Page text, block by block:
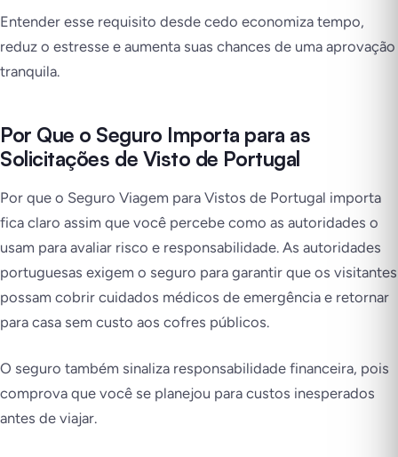
Entender esse requisito desde cedo economiza tempo,
reduz o estresse e aumenta suas chances de uma aprovação
tranquila.
Por Que o Seguro Importa para as
Solicitações de Visto de Portugal
Por que o Seguro Viagem para Vistos de Portugal importa
fica claro assim que você percebe como as autoridades o
usam para avaliar risco e responsabilidade. As autoridades
portuguesas exigem o seguro para garantir que os visitantes
possam cobrir cuidados médicos de emergência e retornar
para casa sem custo aos cofres públicos.
O seguro também sinaliza responsabilidade financeira, pois
comprova que você se planejou para custos inesperados
antes de viajar.